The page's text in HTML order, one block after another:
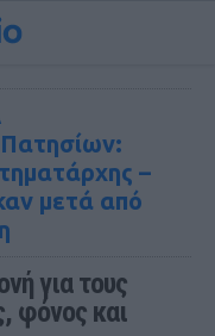
–
μετά από
για τους
φόνος και